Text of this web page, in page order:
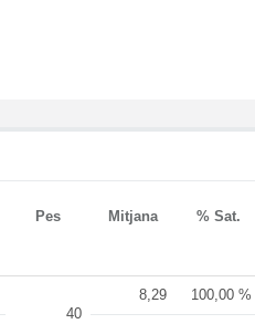
Pes Mitjana % Sat.
40
8,29 100,00 %